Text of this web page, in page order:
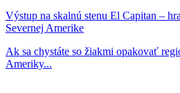
Výstup na skalnú stenu El Capitan –
Severnej Amerike
Ak sa chystáte so žiakmi opakovať
Ameriky...